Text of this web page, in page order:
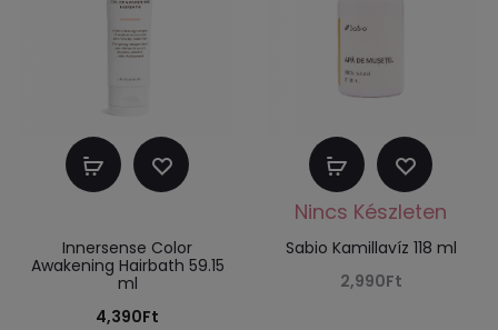
Kosárba
Innersense Color
Awakening Hairbath 59.15
ml
4,390Ft
Tovább
olvasom
Sabio Kamillavíz 118 ml
2,990Ft